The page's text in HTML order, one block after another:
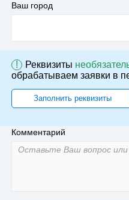
Ваш город
! Реквизиты
обрабатываем заявки в
Заполнить реквизиты
Комментарий